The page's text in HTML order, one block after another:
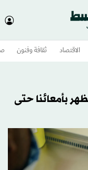
الاقتصاد ثقافة وفنون
بأمعائنا حتى